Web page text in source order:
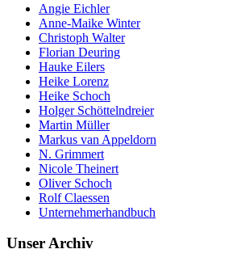
Angie Eichler
Anne-Maike Winter
Christoph Walter
Florian Deuring
Hauke Eilers
Heike Lorenz
Heike Schoch
Holger Schöttelndreier
Martin Müller
Markus van Appeldorn
N. Grimmert
Nicole Theinert
Oliver Schoch
Rolf Claessen
Unternehmerhandbuch
Unser Archiv